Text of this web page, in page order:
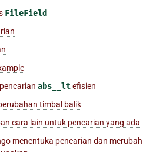
FileField
abs__ltefisien
timbal balik
cara lain untuk pencarian yang ada
menentuka pencarian dan merubah